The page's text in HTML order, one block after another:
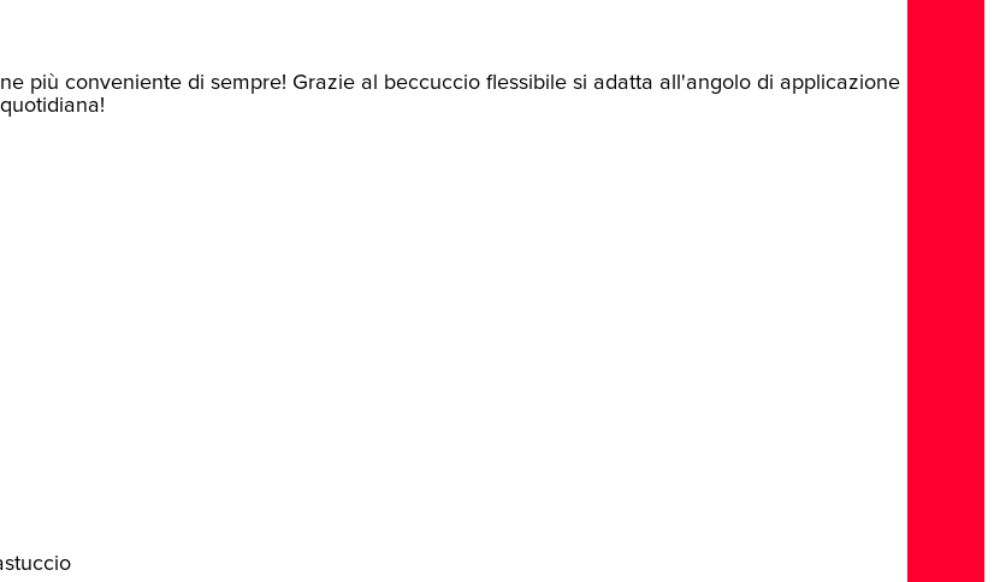
più conveniente di sempre! Grazie al beccuccio flessibile si adatta all'angolo di applicazione